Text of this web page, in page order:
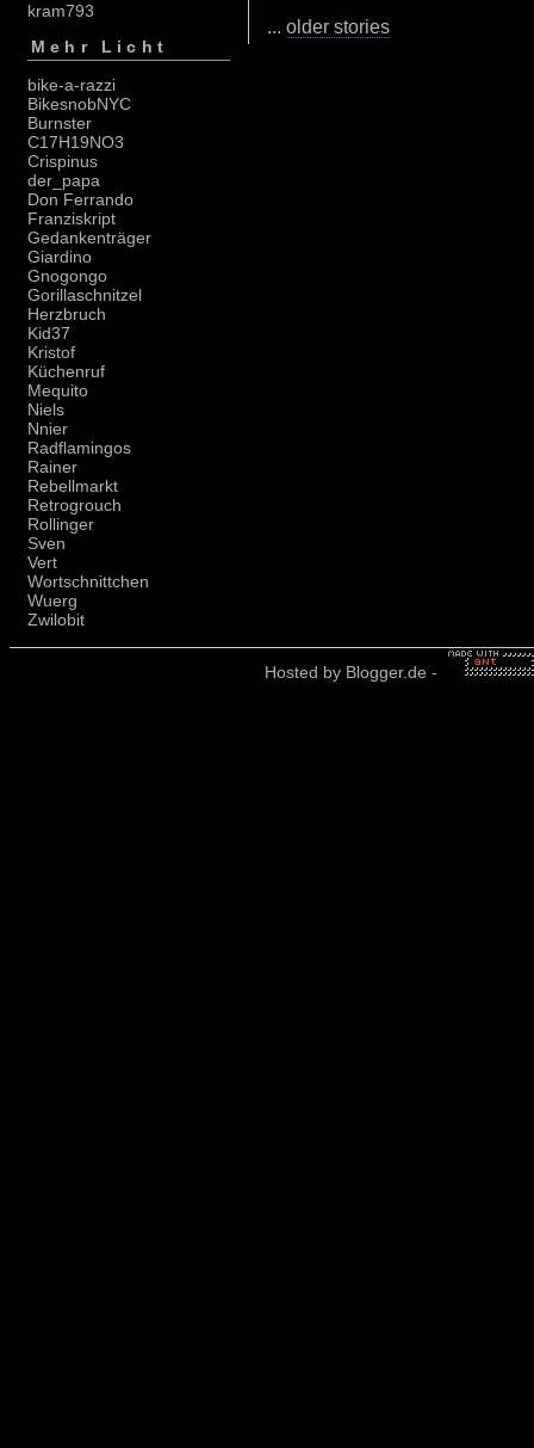
kram793
Mehr Licht
bike-a-razzi
BikesnobNYC
Burnster
C17H19NO3
Crispinus
der_papa
Don Ferrando
Franziskript
Gedankenträger
Giardino
Gnogongo
Gorillaschnitzel
Herzbruch
Kid37
Kristof
Küchenruf
Mequito
Niels
Nnier
Radflamingos
Rainer
Rebellmarkt
Retrogrouch
Rollinger
Sven
Vert
Wortschnittchen
Wuerg
Zwilobit
... older stories
Hosted by Blogger.de -